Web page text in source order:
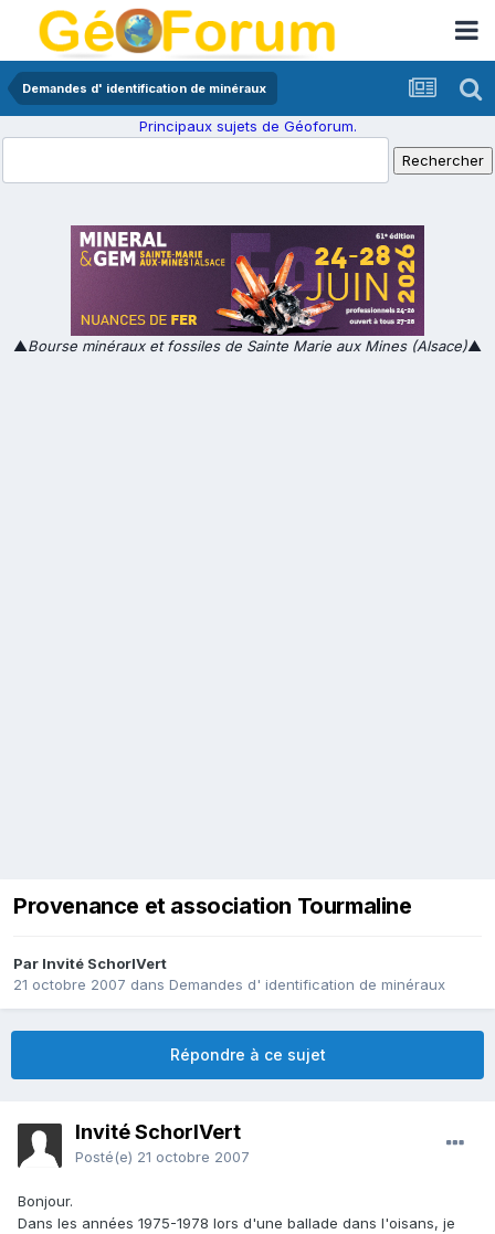
Demandes d' identification de minéraux
Principaux sujets de Géoforum.
▲Bourse minéraux et fossiles de Sainte Marie aux Mines (Alsace)▲
Provenance et association Tourmaline
Par Invité SchorlVert
21 octobre 2007 dans Demandes d' identification de minéraux
Répondre à ce sujet
Invité SchorlVert
Posté(e) 21 octobre 2007
Bonjour.
Dans les années 1975-1978 lors d'une ballade dans l'oisans, je